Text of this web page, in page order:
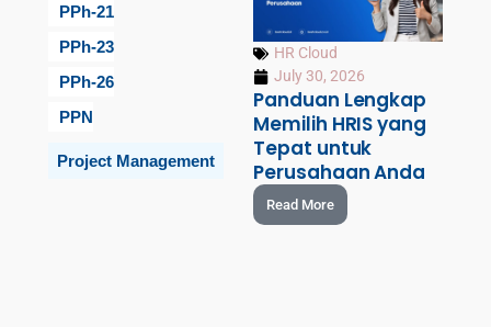
PPh-21
PPh-23
PPh-26
PPN
Project Management
HR Cloud
July 30, 2026
Panduan Lengkap
Memilih HRIS yang
Tepat untuk
Perusahaan Anda
Read More